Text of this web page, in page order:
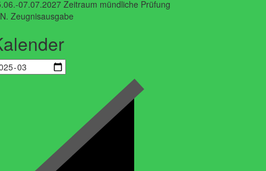
07.07.2027 Zeitraum mündliche Prüfung
Zeugnisausgabe